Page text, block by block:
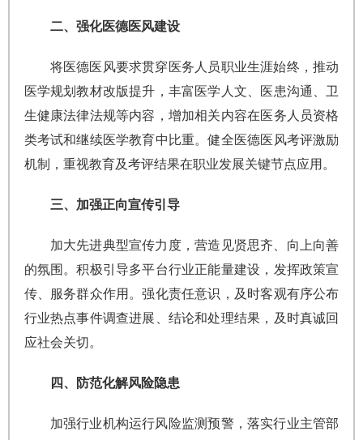
二、强化医德医风建设
将医德医风要求贯穿医务人员职业生涯始终，推动
医学规划教材改版提升，丰富医学人文、医患沟通、卫
生健康法律法规等内容，增加相关内容在医务人员资格
类考试和继续医学教育中比重。健全医德医风考评激励
机制，重视教育及考评结果在职业发展关键节点应用。
三、加强正向宣传引导
加大先进典型宣传力度，营造见贤思齐、向上向善
的氛围。积极引导多平台行业正能量建设，发挥政策宣
传、服务群众作用。强化责任意识，及时客观有序公布
行业热点事件调查进展、结论和处理结果，及时真诚回
应社会关切。
四、防范化解风险隐患
加强行业机构运行风险监测预警，落实行业主管部